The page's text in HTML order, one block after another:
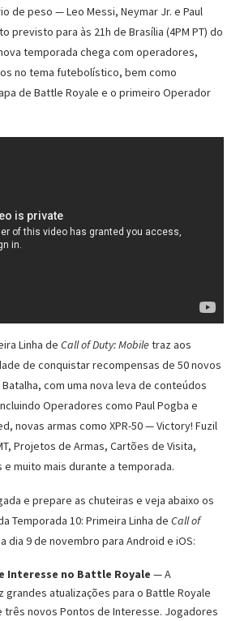
de peso — Leo Messi, Neymar Jr. e Paul
previsto para às 21h de Brasília (4PM PT) do
temporada chega com operadores,
no tema futebolístico, bem como
de Battle Royale e o primeiro Operador
Linha de Call of Duty: Mobiletraz aos
de conquistar recompensas de 50 novos
com uma nova leva de conteúdos
Operadores como Paul Pogba e
novas armas como XPR-50 — Victory! Fuzil
Projetos de Armas, Cartões de Visita,
e muito mais durante a temporada.
e prepare as chuteiras e veja abaixo os
Temporada 10: Primeira Linha de Call of
dia 9 de novembro para Android e iOS:
Interesse no Battle Royale — A
grandes atualizações para o Battle Royale
três novos Pontos de Interesse. Jogadores